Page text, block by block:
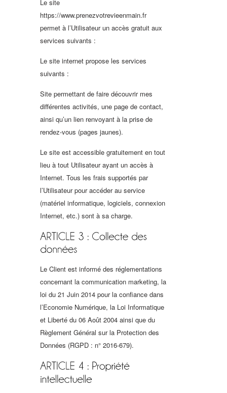
Le site
https://www.prenezvotrevieenmain.fr
permet à l’Utilisateur un accès gratuit aux
services suivants :
Le site internet propose les services
suivants :
Site permettant de faire découvrir mes
différentes activités, une page de contact,
ainsi qu’un lien renvoyant à la prise de
rendez-vous (pages jaunes).
Le site est accessible gratuitement en tout
lieu à tout Utilisateur ayant un accès à
Internet. Tous les frais supportés par
l’Utilisateur pour accéder au service
(matériel informatique, logiciels, connexion
Internet, etc.) sont à sa charge.
Le Client est informé des réglementations
concernant la communication marketing, la
loi du 21 Juin 2014 pour la confiance dans
l’Economie Numérique, la Loi Informatique
et Liberté du 06 Août 2004 ainsi que du
Règlement Général sur la Protection des
Données (RGPD : n° 2016-679).